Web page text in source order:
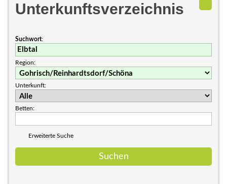
Unterkunftsverzeichnis
Suchwort:
Region:
Unterkunft:
Betten:
Erweiterte Suche